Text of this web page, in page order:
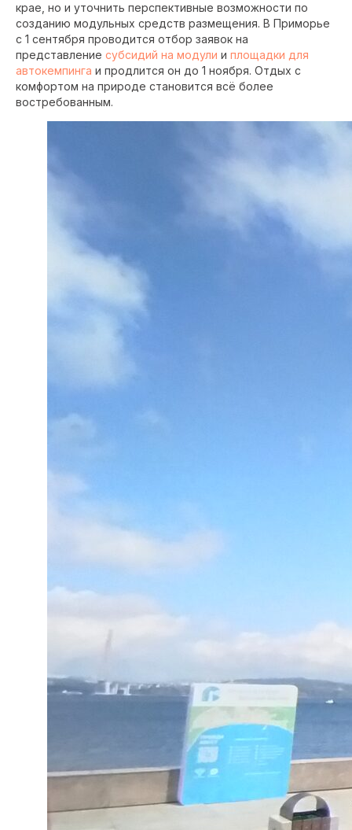
крае, но и уточнить перспективные возможности по
созданию модульных средств размещения. В Приморье
с 1 сентября проводится отбор заявок на
представление субсидий на модули и площадки для
автокемпинга и продлится он до 1 ноября. Отдых с
комфортом на природе становится всё более
востребованным.